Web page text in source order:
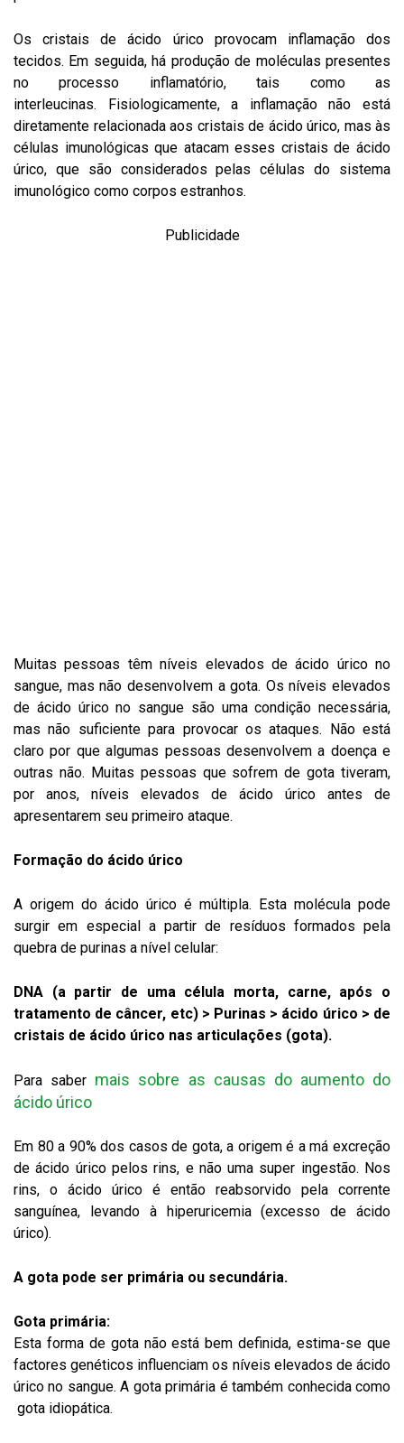
Os cristais de ácido úrico provocam inflamação dos
tecidos. Em seguida, há produção de moléculas presentes
no processo inflamatório, tais como as
interleucinas. Fisiologicamente, a inflamação não está
diretamente relacionada aos cristais de ácido úrico, mas às
células imunológicas que atacam esses cristais de ácido
úrico, que são considerados pelas células do sistema
imunológico como corpos estranhos.
Publicidade
Muitas pessoas têm níveis elevados de ácido úrico no
sangue, mas não desenvolvem a gota. Os níveis elevados
de ácido úrico no sangue são uma condição necessária,
mas não suficiente para provocar os ataques. Não está
claro por que algumas pessoas desenvolvem a doença e
outras não. Muitas pessoas que sofrem de gota tiveram,
por anos, níveis elevados de ácido úrico antes de
apresentarem seu primeiro ataque.
Formação do ácido úrico
A origem do ácido úrico é múltipla. Esta molécula pode
surgir em especial a partir de resíduos formados pela
quebra de purinas a nível celular:
DNA (a partir de uma célula morta, carne, após o
tratamento de câncer, etc) > Purinas > ácido úrico > de
cristais de ácido úrico nas articulações (gota).
Para saber mais sobre as causas do aumento do
ácido úrico
Em 80 a 90% dos casos de gota, a origem é a má excreção
de ácido úrico pelos rins, e não uma super ingestão. Nos
rins, o ácido úrico é então reabsorvido pela corrente
sanguínea, levando à hiperuricemia (excesso de ácido
úrico).
A gota pode ser primária ou secundária.
Gota primária:
Esta forma de gota não está bem definida, estima-se que
factores genéticos influenciam os níveis elevados de ácido
úrico no sangue. A gota primária é também conhecida como
gota idiopática.